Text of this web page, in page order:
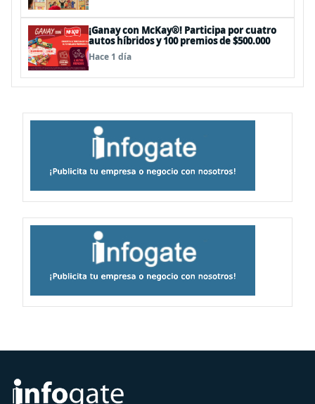
¡Ganay con McKay®! Participa por cuatro
autos híbridos y 100 premios de $500.000
Hace 1 día